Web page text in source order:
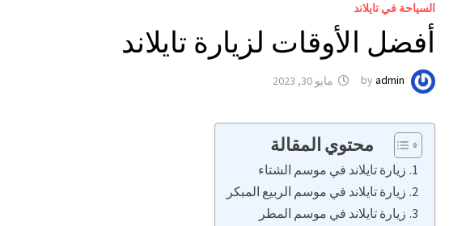
السياحة في تايلاند
أفضل الأوقات لزيارة تايلاند
by admin مايو 30, 2023
محتوي المقالة
زيارة تايلاند في موسم الشتاء
زيارة تايلاند في موسم الربيع المبكر
زيارة تايلاند في موسم المطر